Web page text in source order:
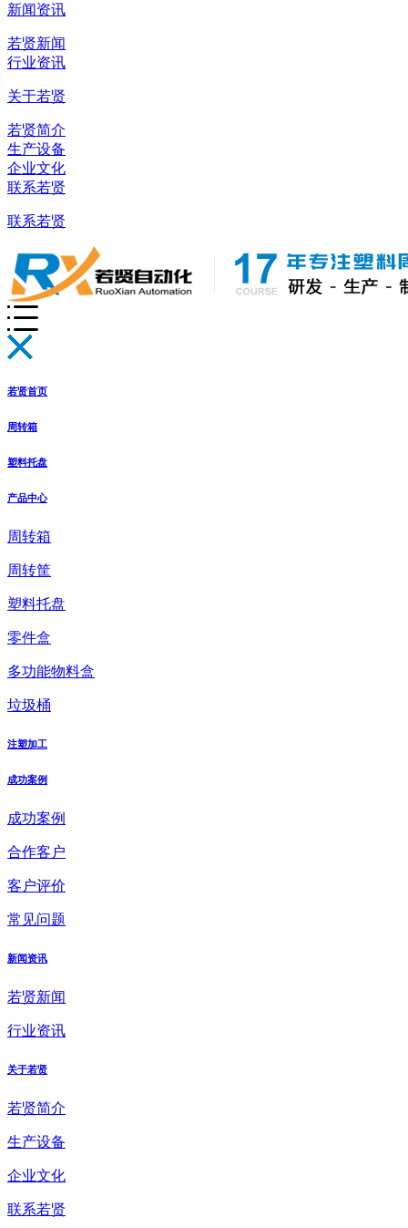
新闻资讯
若贤新闻
行业资讯
关于若贤
若贤简介
生产设备
企业文化
联系若贤
联系若贤
若贤首页
周转箱
塑料托盘
产品中心
周转箱
周转筐
塑料托盘
零件盒
多功能物料盒
垃圾桶
注塑加工
成功案例
成功案例
合作客户
客户评价
常见问题
新闻资讯
若贤新闻
行业资讯
关于若贤
若贤简介
生产设备
企业文化
联系若贤